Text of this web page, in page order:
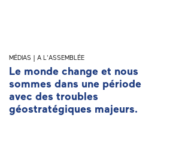
MÉDIAS | A L'ASSEMBLÉE
Le monde change et nous
sommes dans une période
avec des troubles
géostratégiques majeurs.